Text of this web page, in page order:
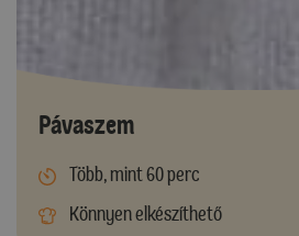
Pávaszem
Több, mint 60 perc
Könnyen elkészíthető